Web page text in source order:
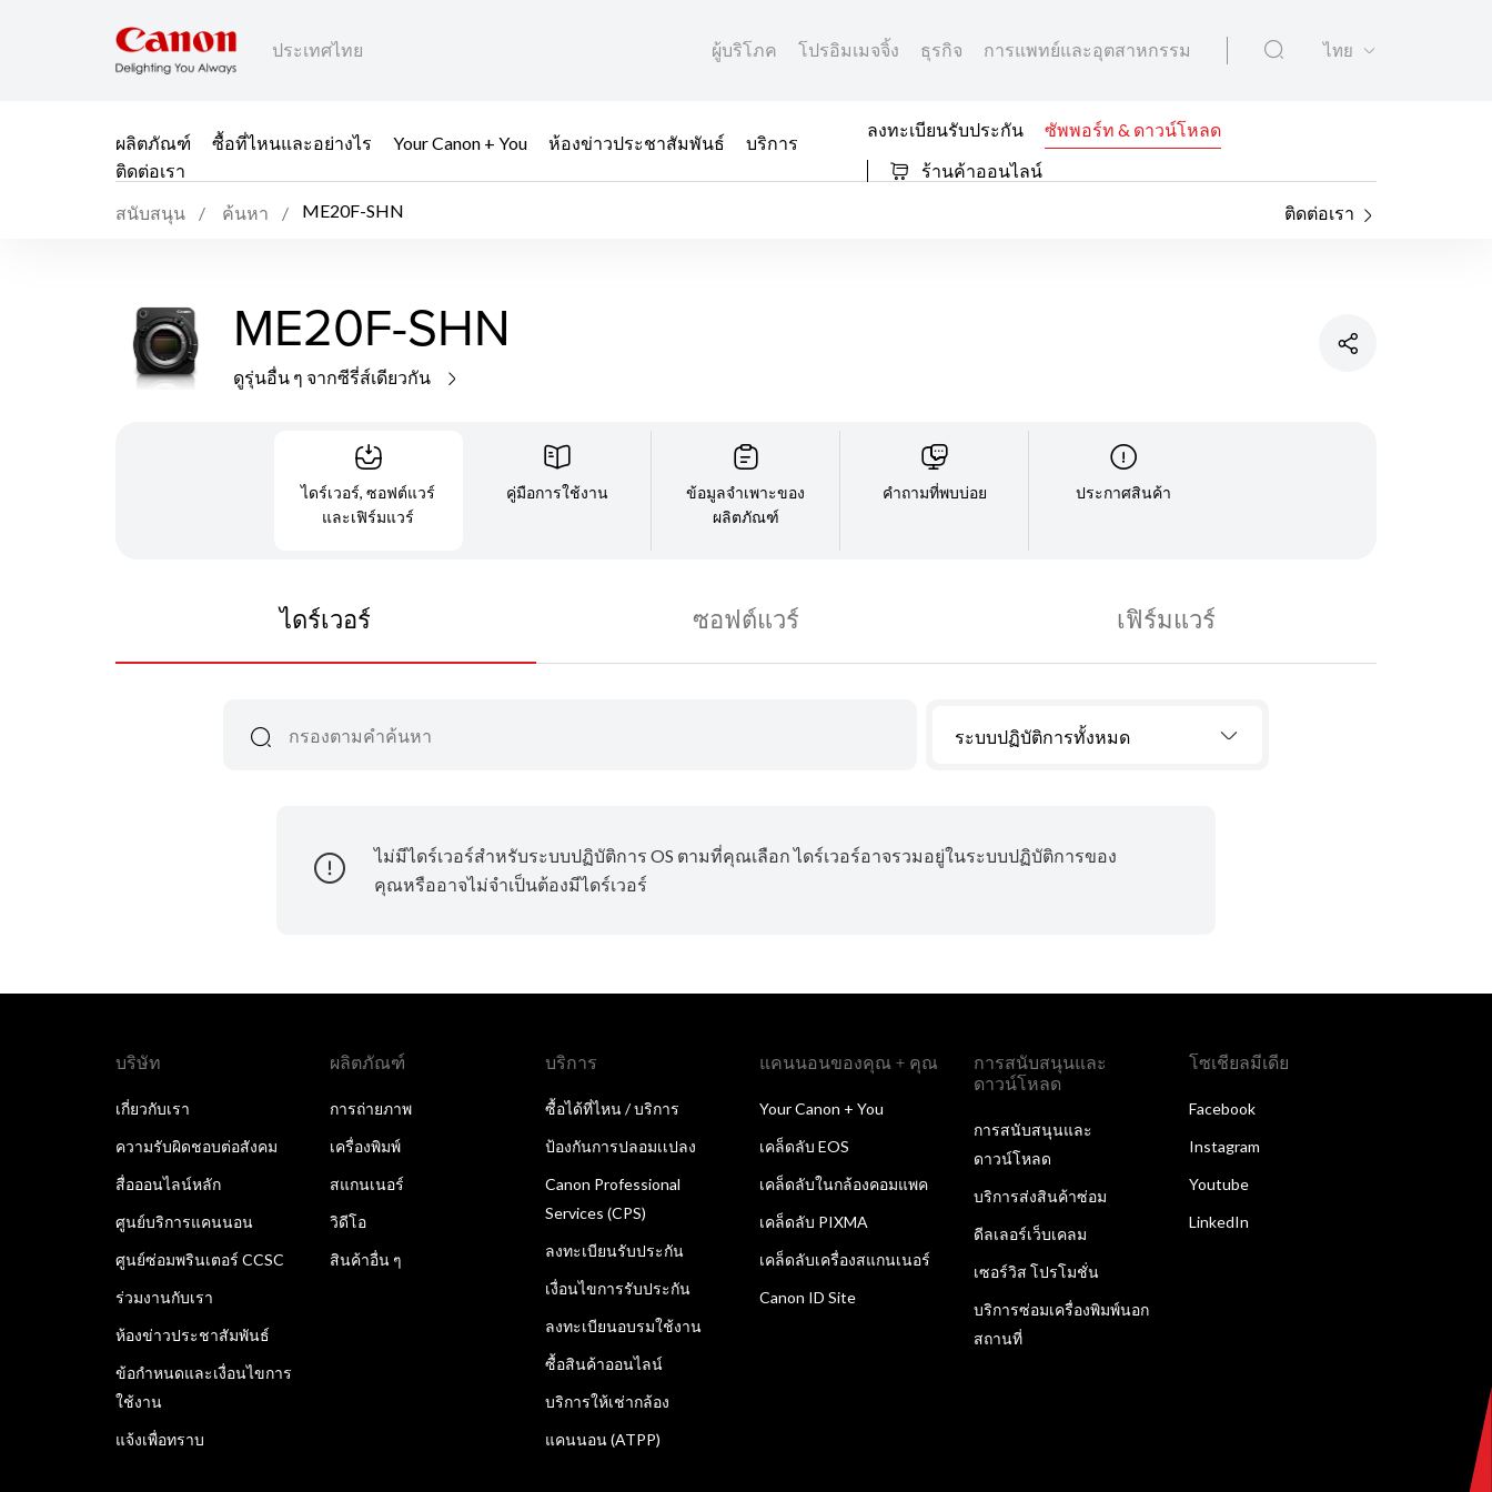
ประเทศไทย ผู้บริโภค โปรอิมเมจจิ้ง ธุรกิจ การแพทย์และอุตสาหกรรม ไทย
ผลิตภัณฑ์ ซื้อที่ไหนและอย่างไร Your Canon + You ห้องข่าวประชาสัมพันธ์
บริการ
ติดต่อเรา
ลงทะเบียนรับประกัน
ซัพพอร์ท & ดาวน์โหลด
ร้านค้าออนไลน์
สนับสนุน ค้นหา ME20F-SHN ติดต่อเรา
ME20F-SHN
ดูรุ่นอื่น ๆ จากซีรี่ส์เดียวกัน
ไดร์เวอร์, ซอฟต์แวร์
และเฟิร์มแวร์
คู่มือการใช้งาน
ข้อมูลจำเพาะของ
ผลิตภัณฑ์
คำถามที่พบบ่อย ประกาศสินค้า
ไดร์เวอร์ ซอฟต์แวร์ เฟิร์มแวร์
ระบบปฏิบัติการทั้งหมด
ไม่มีไดร์เวอร์สำหรับระบบปฏิบัติการ OS ตามที่คุณเลือก ไดร์เวอร์อาจรวมอยู่ในระบบปฏิบัติการของ
คุณหรืออาจไม่จำเป็นต้องมีไดร์เวอร์
บริษัท
เกี่ยวกับเรา
ความรับผิดชอบต่อสังคม
สื่อออนไลน์หลัก
ศูนย์บริการแคนนอน
ศูนย์ซ่อมพรินเตอร์ CCSC
ร่วมงานกับเรา
ห้องข่าวประชาสัมพันธ์
ข้อกำหนดและเงื่อนไขการ
ใช้งาน
แจ้งเพื่อทราบ
ผลิตภัณฑ์
การถ่ายภาพ
เครื่องพิมพ์
สแกนเนอร์
วิดีโอ
สินค้าอื่น ๆ
บริการ
ซื้อได้ที่ไหน / บริการ
ป้องกันการปลอมเเปลง
Canon Professional
Services (CPS)
ลงทะเบียนรับประกัน
เงื่อนไขการรับประกัน
ลงทะเบียนอบรมใช้งาน
ซื้อสินค้าออนไลน์
บริการให้เช่ากล้อง
แคนนอน (ATPP)
แคนนอนของคุณ + คุณ
Your Canon + You
เคล็ดลับ EOS
เคล็ดลับในกล้องคอมแพค
เคล็ดลับ PIXMA
เคล็ดลับเครื่องสแกนเนอร์
Canon ID Site
การสนับสนุนและ
ดาวน์โหลด
การสนับสนุนและ
ดาวน์โหลด
บริการส่งสินค้าซ่อม
ดีลเลอร์เว็บเคลม
เซอร์วิส โปรโมชั่น
บริการซ่อมเครื่องพิมพ์นอก
สถานที่
โซเชียลมีเดีย
Facebook
Instagram
Youtube
LinkedIn